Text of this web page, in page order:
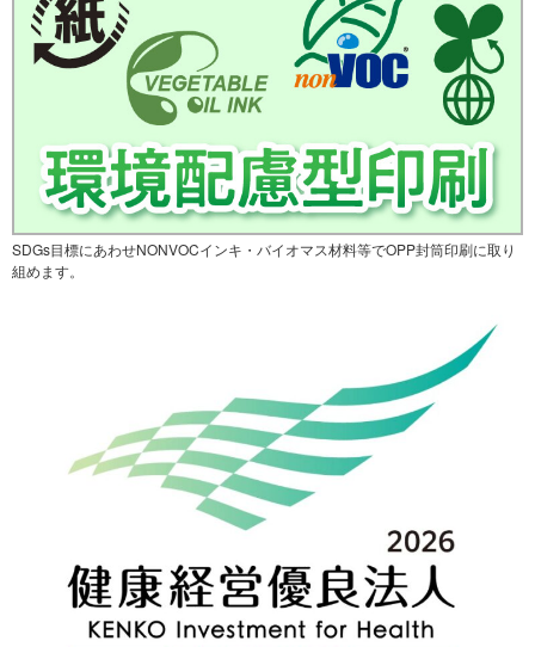
SDGs目標にあわせNONVOCインキ・バイオマス材料等でOPP封筒印刷に取り
組めます。